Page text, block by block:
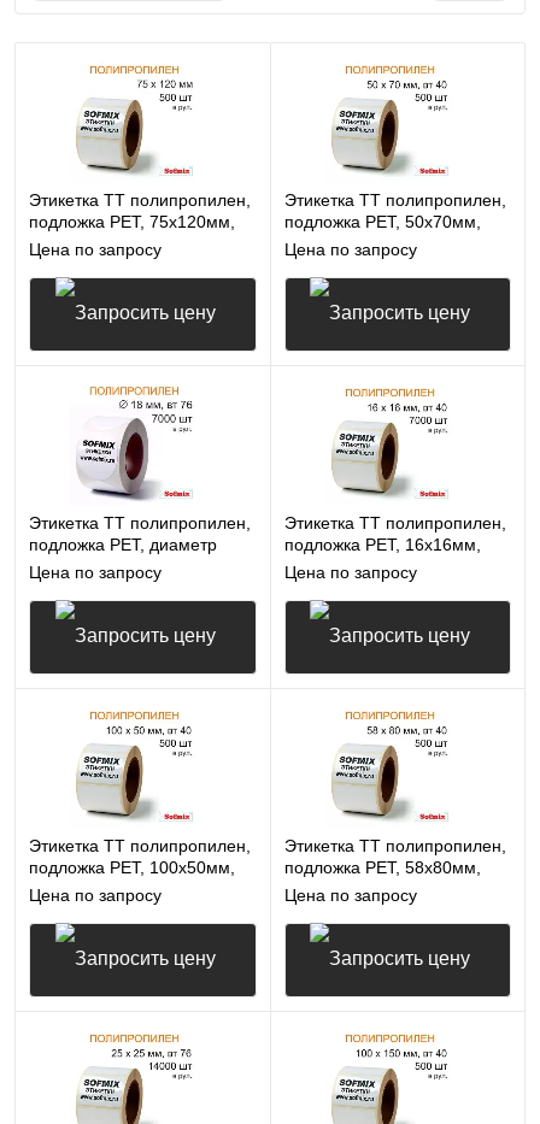
Этикетка ТТ полипропилен,
подложка РЕТ, 75х120мм,
500 в рул, вт40, 14115
Цена по запросу
Запросить цену
Этикетка ТТ полипропилен,
подложка РЕТ, 50х70мм,
500 в рул, вт40, 14115
Цена по запросу
Запросить цену
Этикетка ТТ полипропилен,
подложка РЕТ, диаметр
18мм, 7000 в рул, вт76,
14115
Цена по запросу
Запросить цену
Этикетка ТТ полипропилен,
подложка РЕТ, 16х16мм,
7000 в рул, вт40, 14115
Цена по запросу
Запросить цену
Этикетка ТТ полипропилен,
подложка РЕТ, 100х50мм,
500 в рул, вт40, 14115
Цена по запросу
Запросить цену
Этикетка ТТ полипропилен,
подложка РЕТ, 58х80мм,
500 в рул, вт40, 14115
Цена по запросу
Запросить цену